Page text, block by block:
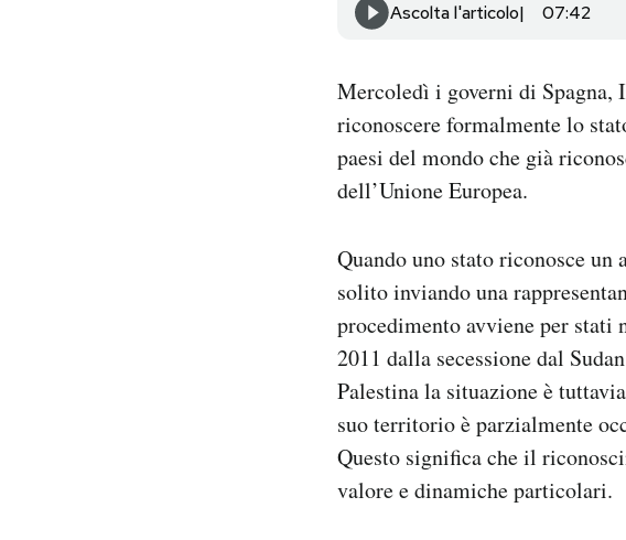
Ascolta l'articolo 07:42
Mercoledì i governi di Spagna,
riconoscere formalmente lo
paesi del mondo che già
dell’Unione Europea.
Quando uno stato riconosce
solito inviando una
procedimento avviene per stati
2011 dalla secessione dal
Palestina la situazione è
suo territorio è parzialmente
Questo significa che il
valore e dinamiche particolari.